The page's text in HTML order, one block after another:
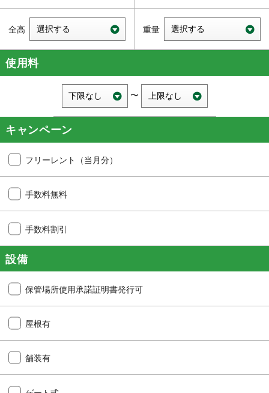
使用料
〜
キャンペーン
フリーレント（当月分）
手数料無料
手数料割引
設備
保管場所使用承諾証明書発行可
屋根有
舗装有